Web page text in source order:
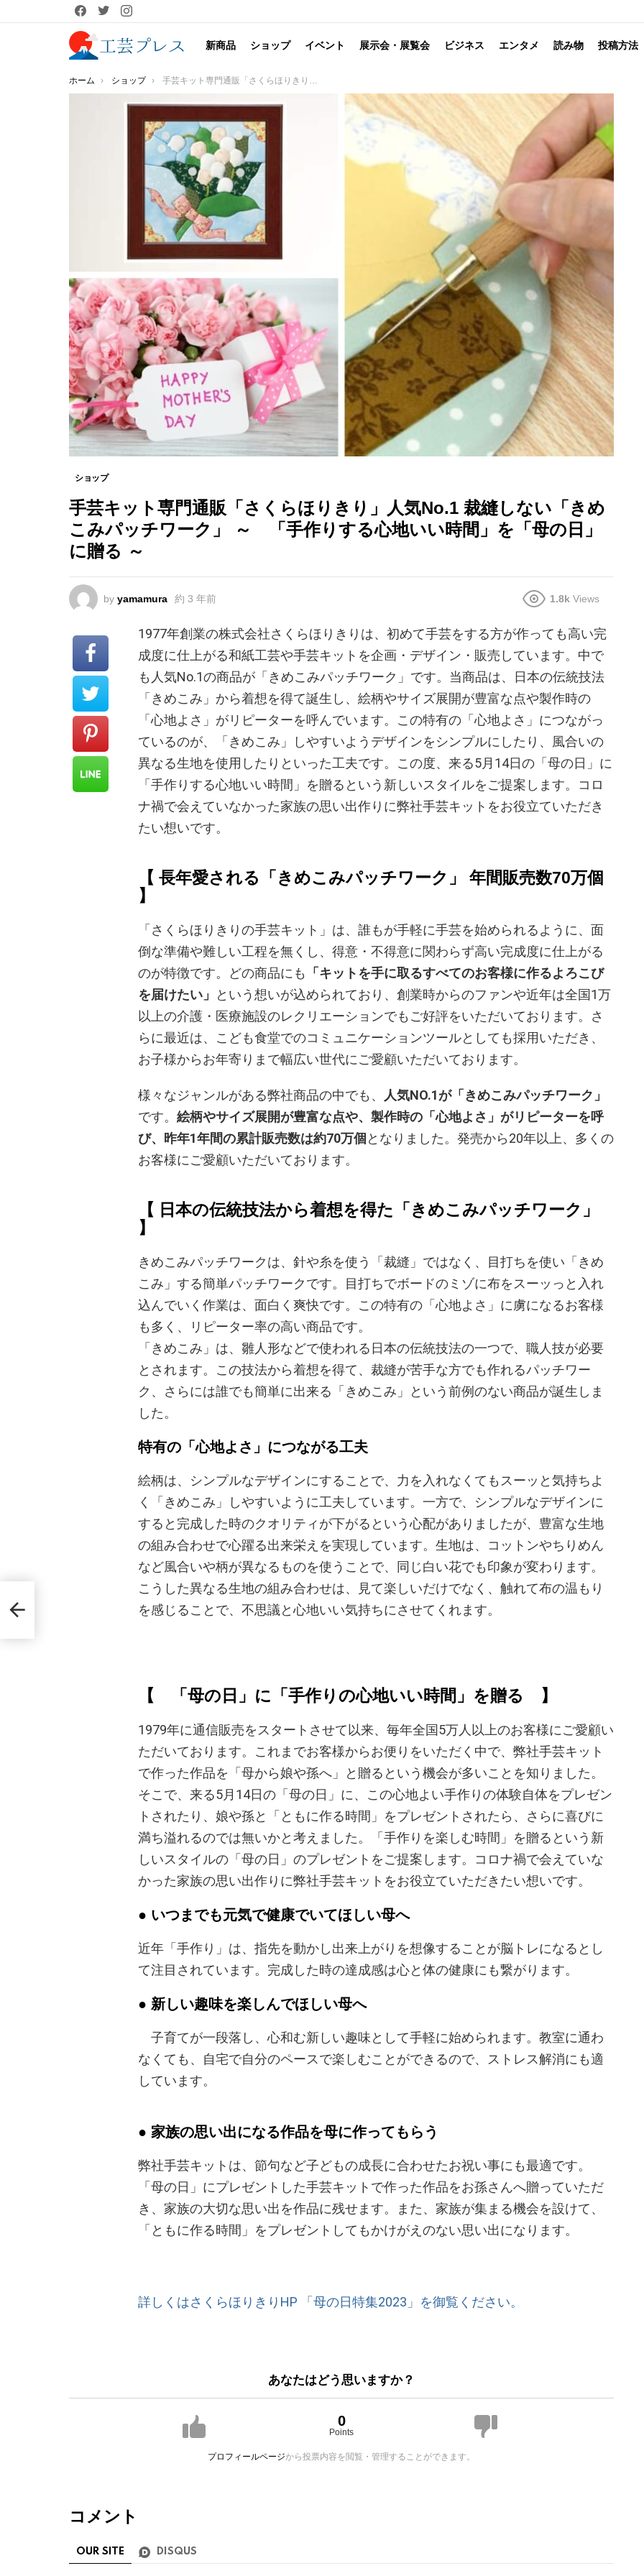
facebooktwitterinstagram
新商品 ショップ イベント 展示会・展覧会 ビジネス エンタメ 読み物 投稿方法
You are here:
ホーム ショップ 手芸キット専門通販「さくらほりきり」人気No.1 裁縫しない「きめこみパッチワーク」 ～ 「手作りする心地いい時間」を「母の日」に贈る ～
ショップ
手芸キット専門通販「さくらほりきり」人気No.1 裁縫しない「きめ
こみパッチワーク」 ～ 「手作りする心地いい時間」を「母の日」
に贈る ～
by yamamura 約 3 年前 1.8k Views
1977年創業の株式会社さくらほりきりは、初めて手芸をする方が作っても高い完
成度に仕上がる和紙工芸や手芸キットを企画・デザイン・販売しています。中で
も人気No.1の商品が「きめこみパッチワーク」です。当商品は、日本の伝統技法
「きめこみ」から着想を得て誕生し、絵柄やサイズ展開が豊富な点や製作時の
「心地よさ」がリピーターを呼んでいます。この特有の「心地よさ」につながっ
ているのが、「きめこみ」しやすいようデザインをシンプルにしたり、風合いの
異なる生地を使用したりといった工夫です。この度、来る5月14日の「母の日」に
「手作りする心地いい時間」を贈るという新しいスタイルをご提案します。コロ
ナ禍で会えていなかった家族の思い出作りに弊社手芸キットをお役立ていただき
たい想いです。
【 長年愛される「きめこみパッチワーク」 年間販売数70万個
】
「さくらほりきりの手芸キット」は、誰もが手軽に手芸を始められるように、面
倒な準備や難しい工程を無くし、得意・不得意に関わらず高い完成度に仕上がる
のが特徴です。どの商品にも
「キットを手に取るすべてのお客様に作るよろこび
を届けたい」
という想いが込められており、創業時からのファンや近年は全国1万
以上の介護・医療施設のレクリエーションでもご好評をいただいております。さ
らに最近は、こども食堂でのコミュニケーションツールとしても採用いただき、
お子様からお年寄りまで幅広い世代にご愛顧いただいております。
様々なジャンルがある弊社商品の中でも、
人気NO.1が「きめこみパッチワーク」
です。 絵柄やサイズ展開が豊富な点や、製作時の「心地よさ」がリピーターを呼
び、昨年1年間の累計販売数は約70万個 となりました。発売から20年以上、多くの
お客様にご愛顧いただいております。
【 日本の伝統技法から着想を得た「きめこみパッチワーク」
】
きめこみパッチワークは、針や糸を使う「裁縫」ではなく、目打ちを使い「きめ
こみ」する簡単パッチワークです。目打ちでボードのミゾに布をスーッっと入れ
込んでいく作業は、面白く爽快です。この特有の「心地よさ」に虜になるお客様
も多く、リピーター率の高い商品です。
「きめこみ」は、雛人形などで使われる日本の伝統技法の一つで、職人技が必要
とされます。この技法から着想を得て、裁縫が苦手な方でも作れるパッチワー
ク、さらには誰でも簡単に出来る「きめこみ」という前例のない商品が誕生しま
した。
特有の「心地よさ」につながる工夫
絵柄は、シンプルなデザインにすることで、力を入れなくてもスーッと気持ちよ
く「きめこみ」しやすいように工夫しています。一方で、シンプルなデザインに
すると完成した時のクオリティが下がるという心配がありましたが、豊富な生地
の組み合わせで心躍る出来栄えを実現しています。生地は、コットンやちりめん
など風合いや柄が異なるものを使うことで、同じ白い花でも印象が変わります。
こうした異なる生地の組み合わせは、見て楽しいだけでなく、触れて布の温もり
を感じることで、不思議と心地いい気持ちにさせてくれます。
【 「母の日」に「手作りの心地いい時間」を贈る 】
1979年に通信販売をスタートさせて以来、毎年全国5万人以上のお客様にご愛顧い
ただいております。これまでお客様からお便りをいただく中で、弊社手芸キット
で作った作品を「母から娘や孫へ」と贈るという機会が多いことを知りました。
そこで、来る5月14日の「母の日」に、この心地よい手作りの体験自体をプレゼン
トされたり、娘や孫と「ともに作る時間」をプレゼントされたら、さらに喜びに
満ち溢れるのでは無いかと考えました。「手作りを楽しむ時間」を贈るという新
しいスタイルの「母の日」のプレゼントをご提案します。コロナ禍で会えていな
かった家族の思い出作りに弊社手芸キットをお役立ていただきたい想いです。
● いつまでも元気で健康でいてほしい母へ
近年「手作り」は、指先を動かし出来上がりを想像することが脳トレになるとし
て注目されています。完成した時の達成感は心と体の健康にも繋がります。
● 新しい趣味を楽しんでほしい母へ
子育てが一段落し、心和む新しい趣味として手軽に始められます。教室に通わ
なくても、自宅で自分のペースで楽しむことができるので、ストレス解消にも適
しています。
● 家族の思い出になる作品を母に作ってもらう
弊社手芸キットは、節句など子どもの成長に合わせたお祝い事にも最適です。
「母の日」にプレゼントした手芸キットで作った作品をお孫さんへ贈っていただ
き、家族の大切な思い出を作品に残せます。また、家族が集まる機会を設けて、
「ともに作る時間」をプレゼントしてもかけがえのない思い出になります。
詳しくはさくらほりきりHP 「母の日特集2023」を御覧ください。
あなたはどう思いますか？
0
Points
プロフィールページから投票内容を閲覧・管理することができます。
コメント
OUR SITE DISQUS
い
ジ